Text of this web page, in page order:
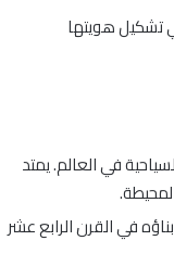
تشكيل هويتها
في العالم. يمتد
في القرن الرابع عشر